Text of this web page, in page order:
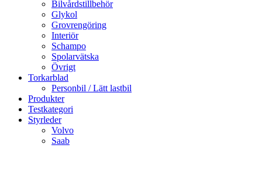
Bilvårdstillbehör
Glykol
Grovrengöring
Interiör
Schampo
Spolarvätska
Övrigt
Torkarblad
Personbil / Lätt lastbil
Produkter
Testkategori
Styrleder
Volvo
Saab